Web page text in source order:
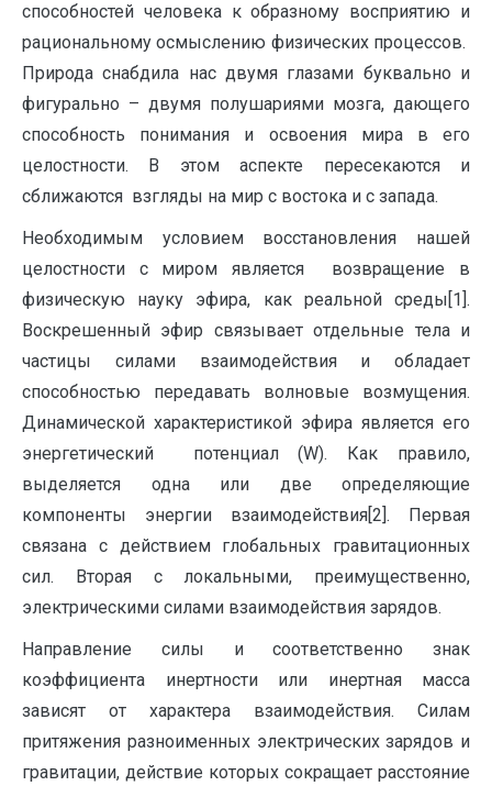
способностей человека к образному восприятию и
рациональному осмыслению физических процессов.
Природа снабдила нас двумя глазами буквально и
фигурально – двумя полушариями мозга, дающего
способность понимания и освоения мира в его
целостности. В этом аспекте пересекаются и
сближаются взгляды на мир с востока и с запада.
Необходимым условием восстановления нашей
целостности с миром является возвращение в
физическую науку эфира, как реальной среды[1].
Воскрешенный эфир связывает отдельные тела и
частицы силами взаимодействия и обладает
способностью передавать волновые возмущения.
Динамической характеристикой эфира является его
энергетический потенциал (W). Как правило,
выделяется одна или две определяющие
компоненты энергии взаимодействия[2]. Первая
связана с действием глобальных гравитационных
сил. Вторая с локальными, преимущественно,
электрическими силами взаимодействия зарядов.
Направление силы и соответственно знак
коэффициента инертности или инертная масса
зависят от характера взаимодействия. Силам
притяжения разноименных электрических зарядов и
гравитации, действие которых сокращает расстояние